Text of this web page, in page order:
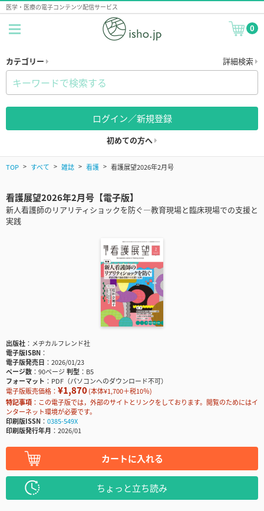
医学・医療の電子コンテンツ配信サービス
0
カテゴリー 詳細検索
ログイン／新規登録
初めての方へ
TOP すべて 雑誌 看護 看護展望2026年2月号
看護展望2026年2月号【電子版】
新人看護師のリアリティショックを防ぐ―教育現場と臨床現場での支援と
実践
出版社
メヂカルフレンド社
電子版ISBN
電子版発売日
2026/01/23
ページ数
90ページ判型
B5
フォーマット
PDF（パソコンへのダウンロード不可）
電子版販売価格： ¥1,870(本体¥1,700＋税10％)
特記事項
この電子版では，外部のサイトとリンクをしております。閲覧のためにはイ
ンターネット環境が必要です。
印刷版ISSN
0385-549X
印刷版発行年月
2026/01
カートに入れる
ちょっと立ち読み